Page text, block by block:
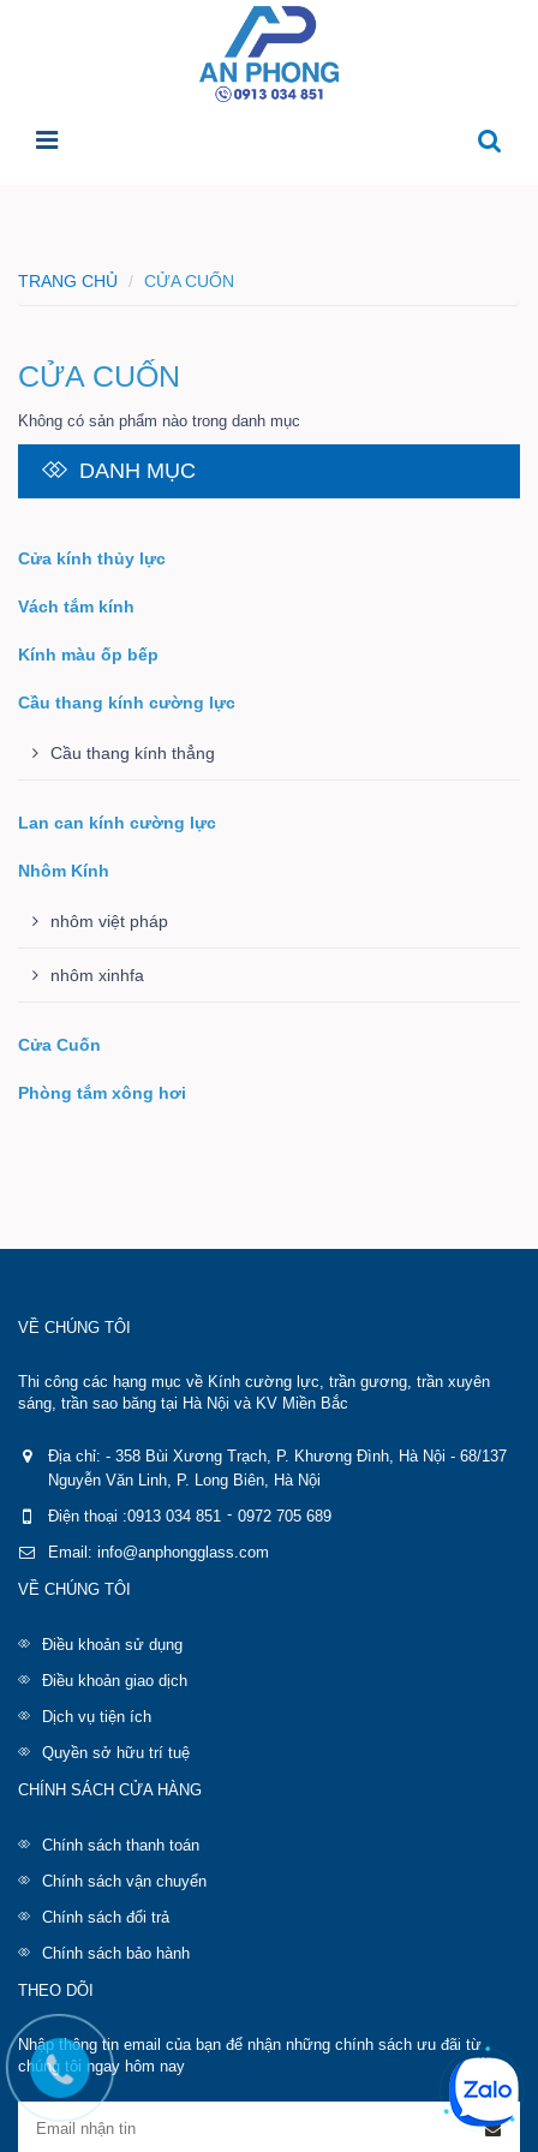
TRANG CHỦ CỬA CUỐN
DANH MỤC
Cửa kính thủy lực
Vách tắm kính
Kính màu ốp bếp
Cầu thang kính cường lực
Cầu thang kính thẳng
Lan can kính cường lực
Nhôm Kính
nhôm việt pháp
nhôm xinhfa
Cửa Cuốn
Phòng tắm xông hơi
CỬA CUỐN
Không có sản phẩm nào trong danh mục
VỀ CHÚNG TÔI
Thi công các hạng mục về Kính cường lực, trần gương, trần xuyên
sáng, trần sao băng tại Hà Nội và KV Miền Bắc
Địa chỉ: - 358 Bùi Xương Trạch, P. Khương Đình, Hà Nội - 68/137
Nguyễn Văn Linh, P. Long Biên, Hà Nội
Điện thoại :0913 034 851 - 0972 705 689
Email: info@anphongglass.com
VỀ CHÚNG TÔI
Điều khoản sử dụng
Điều khoản giao dịch
Dịch vụ tiện ích
Quyền sở hữu trí tuệ
CHÍNH SÁCH CỬA HÀNG
Chính sách thanh toán
Chính sách vận chuyển
Chính sách đổi trả
Chính sách bảo hành
THEO DÕI
Nhập thông tin email của bạn để nhận những chính sách ưu đãi từ
chúng tôi ngay hôm nay